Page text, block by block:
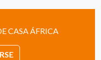
CASA ÁFRICA